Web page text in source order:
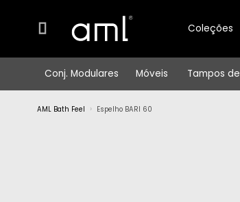
Coleções
Conj. Modulares Móveis Tampos
AML Bath Feel Espelho BARI 60